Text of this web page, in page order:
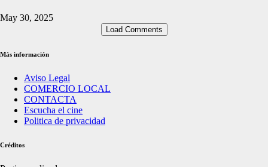
May 30, 2025
Load Comments
Más información
Aviso Legal
COMERCIO LOCAL
CONTACTA
Escucha el cine
Politica de privacidad
Créditos